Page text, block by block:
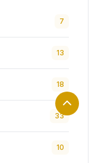
7
13
18
33
10